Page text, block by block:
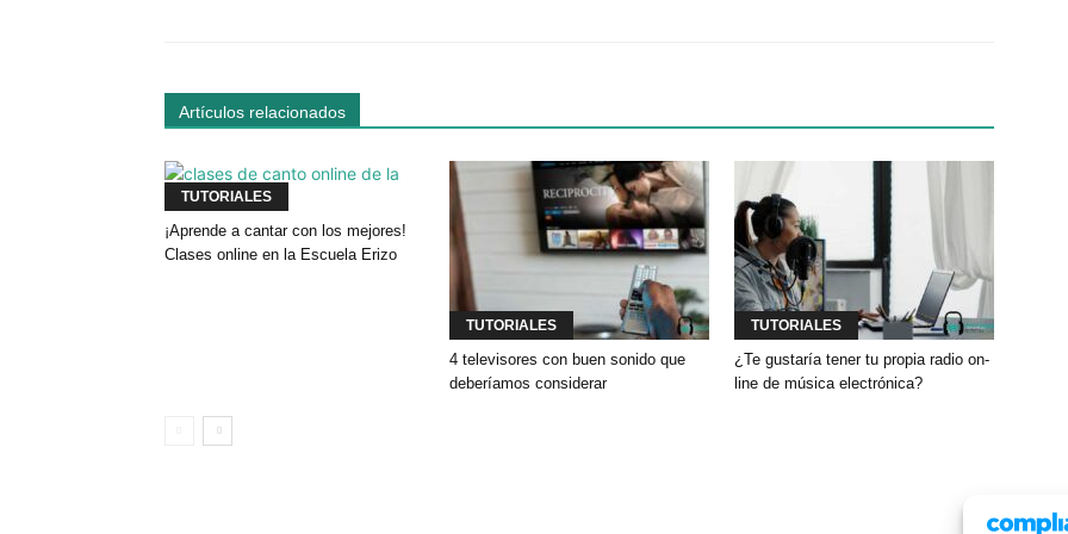
Artículos relacionados
TUTORIALES
¡Aprende a cantar con los mejores!
Clases online en la Escuela Erizo
TUTORIALES
4 televisores con buen sonido que
deberíamos considerar
TUTORIALES
¿Te gustaría tener tu propia radio on-
line de música electrónica?